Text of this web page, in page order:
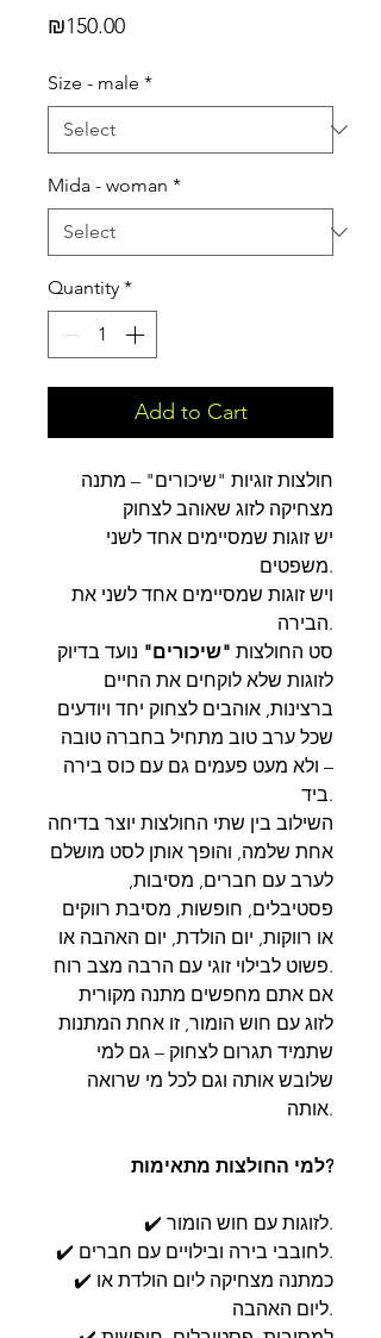
₪150.00Price
Size - male *
Mida - woman *
Quantity *
Add to Cart
חולצות זוגיות "שיכורים" – מתנה
מצחיקה לזוג שאוהב לצחוק
יש זוגות שמסיימים אחד לשני
משפטים.
ויש זוגות שמסיימים אחד לשני את
הבירה.
סט החולצות "שיכורים" נועד בדיוק
לזוגות שלא לוקחים את החיים
ברצינות, אוהבים לצחוק יחד ויודעים
שכל ערב טוב מתחיל בחברה טובה
– ולא מעט פעמים גם עם כוס בירה
ביד.
השילוב בין שתי החולצות יוצר בדיחה
אחת שלמה, והופך אותן לסט מושלם
לערב עם חברים, מסיבות,
פסטיבלים, חופשות, מסיבת רווקים
או רווקות, יום הולדת, יום האהבה או
פשוט לבילוי זוגי עם הרבה מצב רוח.
אם אתם מחפשים מתנה מקורית
לזוג עם חוש הומור, זו אחת המתנות
שתמיד תגרום לצחוק – גם למי
שלובש אותה וגם לכל מי שרואה
אותה.
למי החולצות מתאימות?
✔️ לזוגות עם חוש הומור.
✔️ לחובבי בירה ובילויים עם חברים.
✔️ כמתנה מצחיקה ליום הולדת או
ליום האהבה.